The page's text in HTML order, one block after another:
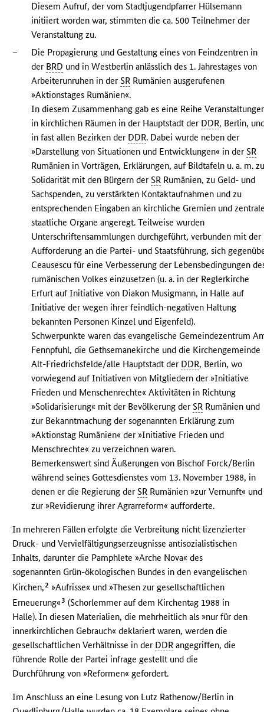
Diesem Aufruf, der vom Stadtjugendpfarrer Hülsemann
initiiert worden war, stimmten die ca. 500 Teilnehmer der
Veranstaltung zu.
–
Die Propagierung und Gestaltung eines von Feindzentren in
der BRD und in Westberlin anlässlich des 1. Jahrestages von
Arbeiterunruhen in derSR Rumänien ausgerufenen
»Aktionstages Rumänien«.
In diesem Zusammenhang gab es eine Reihe
in kirchlichen Räumen in der Hauptstadt der DDR, Berlin,
in fast allen Bezirken der DDR. Dabei wurde neben der
»Darstellung von Situationen und Entwicklungen« in derSR
Rumänien in Vorträgen, Erklärungen, auf Bildtafeln u. a. m.
Solidarität mit den Bürgern derSR Rumänien, zu Geld- und
Sachspenden, zu verstärkten Kontaktaufnahmen und zu
entsprechenden Eingaben an kirchliche Gremien und
staatliche Organe angeregt. Teilweise wurden
Unterschriftensammlungen durchgeführt, verbunden mit der
Aufforderung an die Partei- und Staatsführung, sich
Ceausescu für eine Verbesserung der Lebensbedingungen
rumänischen Volkes einzusetzen (u. a. in der Reglerkirche
Erfurt auf Initiative von Diakon Musigmann, in Halle auf
Initiative der wegen ihrer feindlich-negativen Haltung
bekannten Personen Kinzel und Eigenfeld).
Schwerpunkte waren das evangelische Gemeindezentrum
Fennpfuhl, die Gethsemanekirche und die Kirchengemeinde
Alt-Friedrichsfelde/alle Hauptstadt der DDR, Berlin, wo
vorwiegend auf Initiativen von Mitgliedern der »Initiative
Frieden und Menschenrechte« Aktivitäten in Richtung
»Solidarisierung« mit der Bevölkerung derSR Rumänien und
zur Bekanntmachung der sogenannten Erklärung zum
»Aktionstag Rumänien« der »Initiative Frieden und
Menschrechte« zu verzeichnen waren.
Bemerkenswert sind Äußerungen von Bischof Forck/Berlin
während seines Gottesdienstes vom 13. November 1988, in
denen er die Regierung derSR Rumänien »zur Vernunft« und
zur »Revidierung ihrer Agrarreform« aufforderte.
In mehreren Fällen erfolgte die Verbreitung nicht lizenzierter
Druck- und Vervielfältigungserzeugnisse antisozialistischen
Inhalts, darunter die Pamphlete »Arche Nova« des
sogenannten Grün-ökologischen Bundes in den evangelischen
Kirchen,2 »Aufrisse« und »Thesen zur gesellschaftlichen
Erneuerung«3 (Schorlemmer auf dem Kirchentag 1988 in
Halle). In diesen Materialien, die mehrheitlich als »nur für den
innerkirchlichen Gebrauch« deklariert waren, werden die
gesellschaftlichen Verhältnisse in der DDR angegriffen, die
führende Rolle der Partei infrage gestellt und die
Durchführung von »Reformen« gefordert.
Im Anschluss an eine Lesung von Lutz Rathenow/Berlin in